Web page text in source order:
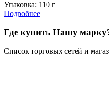
Упаковка: 110 г
Подробнее
Где купить Нашу
Список торговых сетей и